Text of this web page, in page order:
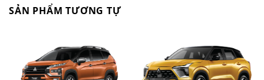
SẢN PHẨM TƯƠNG TỰ